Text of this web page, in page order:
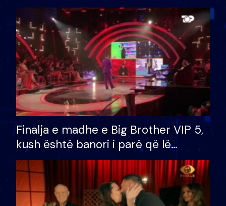
Finalja e madhe e Big Brother VIP 5,
kush është banori i parë që lë
shtëpinë dhe humb mundësinë për
të fituar çmimin e madh